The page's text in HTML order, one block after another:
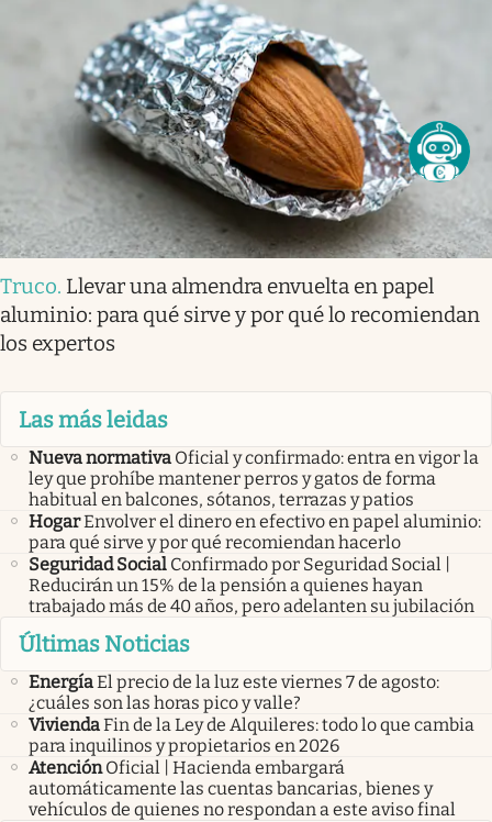
Truco. Llevar una almendra envuelta en papel
aluminio: para qué sirve y por qué lo recomiendan
los expertos
Las más leidas
Nueva normativa Oficial y confirmado: entra en vigor la
ley que prohíbe mantener perros y gatos de forma
habitual en balcones, sótanos, terrazas y patios
HogarEnvolver el dinero en efectivo en papel aluminio:
para qué sirve y por qué recomiendan hacerlo
Seguridad Social Confirmado por Seguridad Social |
Reducirán un 15% de la pensión a quienes hayan
trabajado más de 40 años, pero adelanten su jubilación
Últimas Noticias
EnergíaEl precio de la luz este viernes 7 de agosto:
¿cuáles son las horas pico y valle?
ViviendaFin de la Ley de Alquileres: todo lo que cambia
para inquilinos y propietarios en 2026
Atención Oficial | Hacienda embargará
automáticamente las cuentas bancarias, bienes y
vehículos de quienes no respondan a este aviso final